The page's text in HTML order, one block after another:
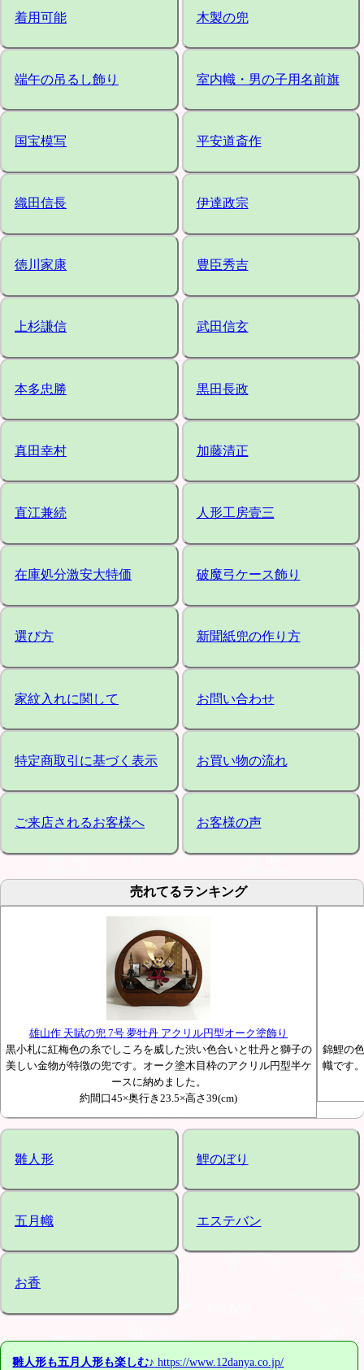
着用可能 木製の兜
端午の吊るし飾り 室内幟・男の子用名前旗
国宝模写 平安道斎作
織田信長 伊達政宗
徳川家康 豊臣秀吉
上杉謙信 武田信玄
本多忠勝 黒田長政
真田幸村 加藤清正
直江兼続 人形工房壹三
在庫処分激安大特価 破魔弓ケース飾り
選び方 新聞紙兜の作り方
家紋入れに関して お問い合わせ
特定商取引に基づく表示 お買い物の流れ
ご来店されるお客様へ お客様の声
売れてるランキング
雄山作 天賦の兜 7号 夢牡丹 アクリル円型オーク塗飾り
黒小札に紅梅色の糸でしころを威した渋い色合いと牡丹と獅子の
美しい金物が特徴の兜です。オーク塗木目枠のアクリル円型半ケ
ースに納めました。
約間口45×奥行き23.5×高さ39(cm)
錦鯉の
幟です
雛人形 鯉のぼり
五月幟 エステバン
お香
雛人形も五月人形も楽しむ♪ https://www.12danya.co.jp/